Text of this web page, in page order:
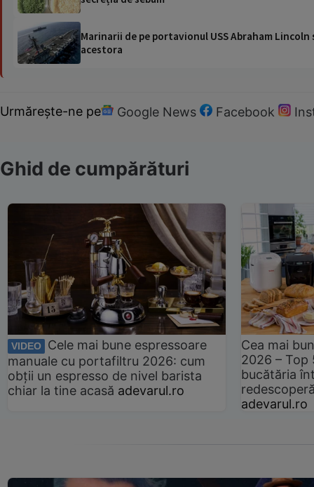
Marinarii de pe portavionul USS Abraham
acestora
Urmărește-ne pe Google News Facebook
Ghid de cumpărături
VIDEO
Cele mai bune espressoare
manuale cu portafiltru 2026: cum
obții un espresso de nivel barista
chiar la tine acasă adevarul.ro
Cea mai
2026 –
bucătăria
adevarul.ro